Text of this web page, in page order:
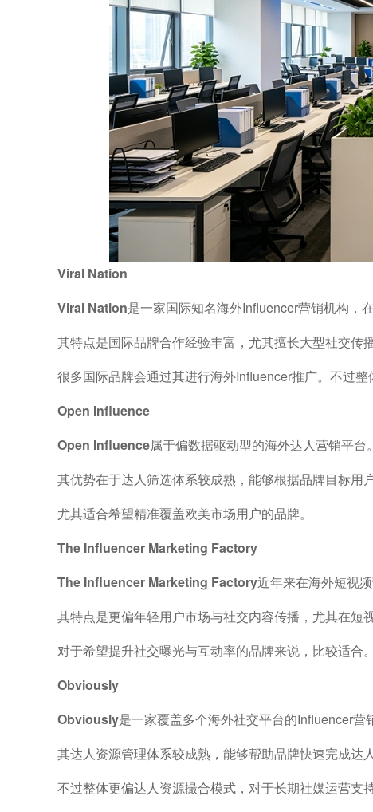
Viral Nation
Viral Nation是一家国际知名海外Influencer营销机构，
其特点是国际品牌合作经验丰富，尤其擅长大型社交传
很多国际品牌会通过其进行海外Influencer推广。不过
Open Influence
Open Influence属于偏数据驱动型的海外达人营销平台。
其优势在于达人筛选体系较成熟，能够根据品牌目标用
尤其适合希望精准覆盖欧美市场用户的品牌。
The Influencer Marketing Factory
The Influencer Marketing Factory近年来在海外短视
其特点是更偏年轻用户市场与社交内容传播，尤其在短
对于希望提升社交曝光与互动率的品牌来说，比较适合。
Obviously
Obviously是一家覆盖多个海外社交平台的Influencer营
其达人资源管理体系较成熟，能够帮助品牌快速完成达
不过整体更偏达人资源撮合模式，对于长期社媒运营支